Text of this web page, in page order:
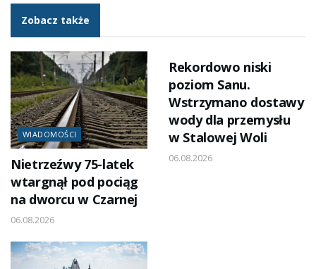
Zobacz także
WIADOMOŚCI
Nietrzeźwy 75-latek
wtargnął pod pociąg
na dworcu w Czarnej
06.08.2026
Rekordowo niski
poziom Sanu.
Wstrzymano dostawy
wody dla przemysłu
w Stalowej Woli
06.08.2026